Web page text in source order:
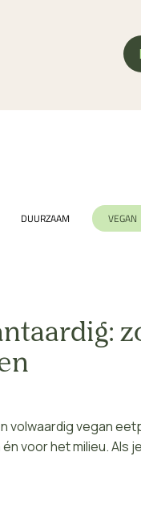
DUURZAAM VEGAN
volwaardig vegan
voor het milieu. Als